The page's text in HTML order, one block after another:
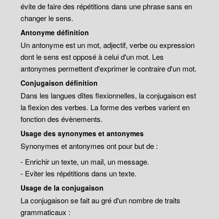
évite de faire des répétitions dans une phrase sans en
changer le sens.
Antonyme définition
Un antonyme est un mot, adjectif, verbe ou expression
dont le sens est opposé à celui d'un mot. Les
antonymes permettent d'exprimer le contraire d'un mot.
Conjugaison définition
Dans les langues dîtes flexionnelles, la conjugaison est
la flexion des verbes. La forme des verbes varient en
fonction des évènements.
Usage des synonymes et antonymes
Synonymes et antonymes ont pour but de :
- Enrichir un texte, un mail, un message.
- Eviter les répétitions dans un texte.
Usage de la conjugaison
La conjugaison se fait au gré d'un nombre de traits
grammaticaux :